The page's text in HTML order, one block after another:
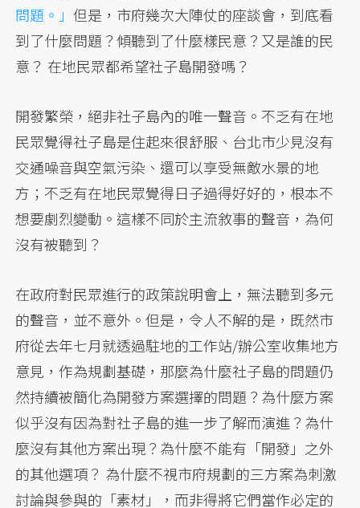
問題。」但是，市府幾次大陣仗的座談會，到底看
到了什麼問題？傾聽到了什麼樣民意？又是誰的民
意？ 在地民眾都希望社子島開發嗎？
開發繁榮，絕非社子島內的唯一聲音。不乏有在地
民眾覺得社子島是住起來很舒服、台北市少見沒有
交通噪音與空氣污染、還可以享受無敵水景的地
方；不乏有在地民眾覺得日子過得好好的，根本不
想要劇烈變動。這樣不同於主流敘事的聲音，為何
沒有被聽到？
在政府對民眾進行的政策說明會上，無法聽到多元
的聲音，並不意外。但是，令人不解的是，既然市
府從去年七月就透過駐地的工作站/辦公室收集地方
意見，作為規劃基礎，那麼為什麼社子島的問題仍
然持續被簡化為開發方案選擇的問題？為什麼方案
似乎沒有因為對社子島的進一步了解而演進？為什
麼沒有其他方案出現？為什麼不能有「開發」之外
的其他選項？ 為什麼不視市府規劃的三方案為刺激
討論與參與的「素材」，而非得將它們當作必定的